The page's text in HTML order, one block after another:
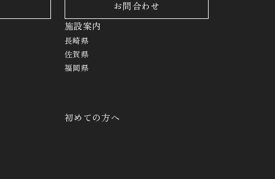
お問合わせ
施設案内
長崎県
佐賀県
福岡県
初めての方へ